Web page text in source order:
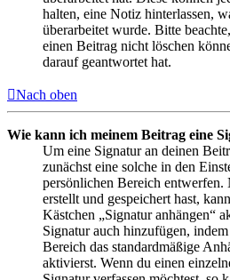
halten, eine Notiz hinterlassen,
überarbeitet wurde. Bitte
einen Beitrag nicht löschen
darauf geantwortet hat.
Nach oben
Wie kann ich meinem Beitrag eine
Um eine Signatur an deinen
zunächst eine solche in den
persönlichen Bereich entwerfen.
erstellt und gespeichert hast,
Kästchen „Signatur anhängen“
Signatur auch hinzufügen,
Bereich das standardmäßige
aktivierst. Wenn du einen